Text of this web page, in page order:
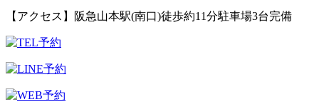
【アクセス】 阪急山本駅(南口)徒歩約11分駐車場3台完備